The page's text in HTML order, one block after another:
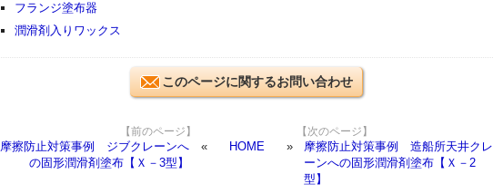
フランジ塗布器
潤滑剤入りワックス
このページに関するお問い合わせ
【前のページ】
摩擦防止対策事例 ジブクレーンへ
の固形潤滑剤塗布【Ｘ－3型】
HOME
【次のページ】
摩擦防止対策事例 造船所天井クレ
ーンへの固形潤滑剤塗布【Ｘ－2
型】